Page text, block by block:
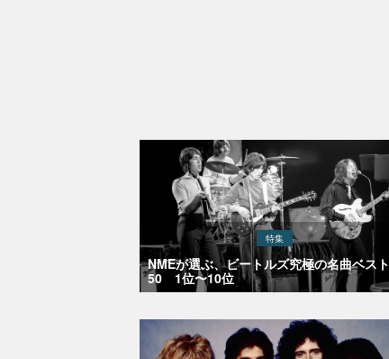
特集
NMEが選ぶ、ビートルズ究極の名曲ベスト
50 1位〜10位